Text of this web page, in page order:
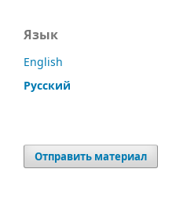
Язык
English
Русский
Отправить материал